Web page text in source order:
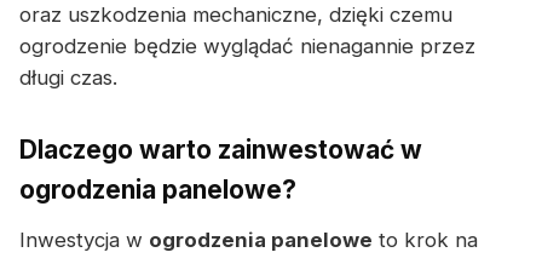
oraz uszkodzenia mechaniczne, dzięki czemu
ogrodzenie będzie wyglądać nienagannie przez
długi czas.
Dlaczego warto zainwestować w
ogrodzenia panelowe?
Inwestycja w ogrodzenia panelowe to krok na